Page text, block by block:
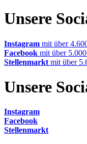
Unsere
Instagram mit über
Facebook mit über
Stellenmarkt mit über
Unsere
Instagram
Facebook
Stellenmarkt